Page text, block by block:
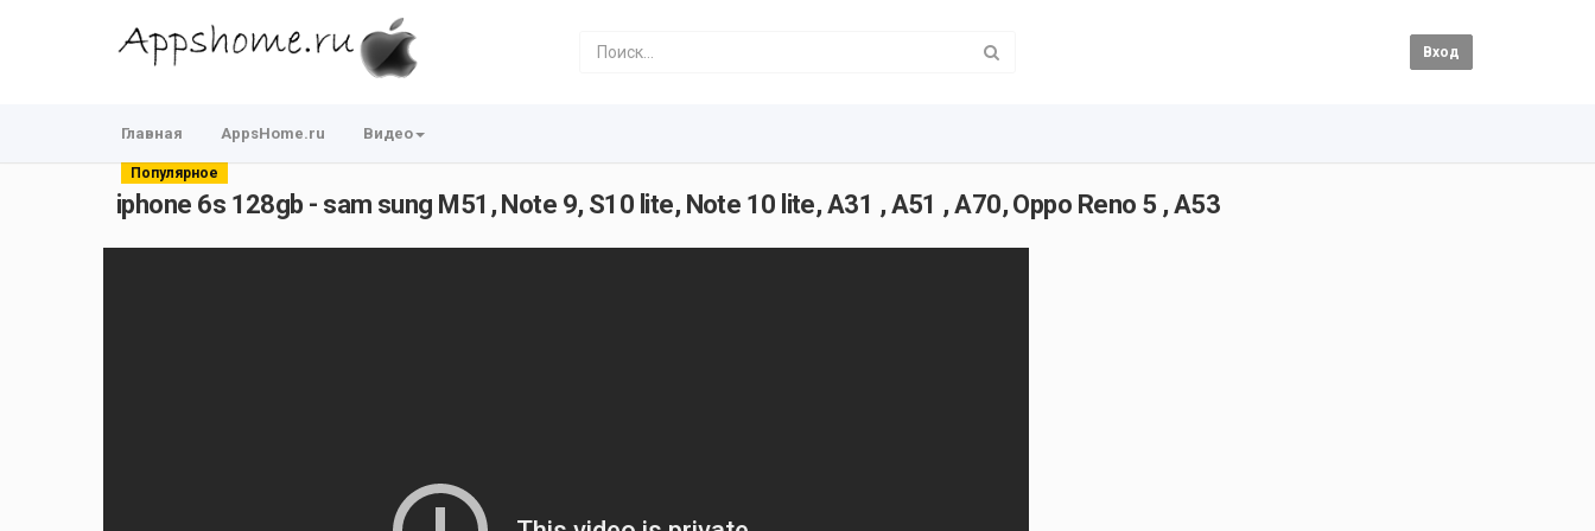
Вход
Главная AppsHome.ru Видео
Популярное
iphone 6s 128gb - sam sung M51, Note 9, S10 lite, Note 10 lite, A31 , A51 , A70, Oppo Reno 5 , A53